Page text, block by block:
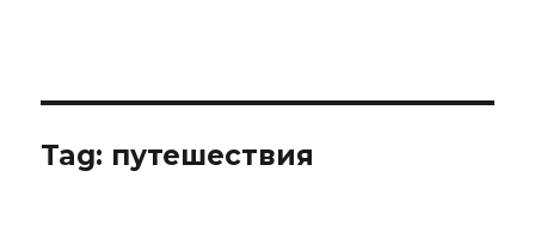
Tag: путешествия